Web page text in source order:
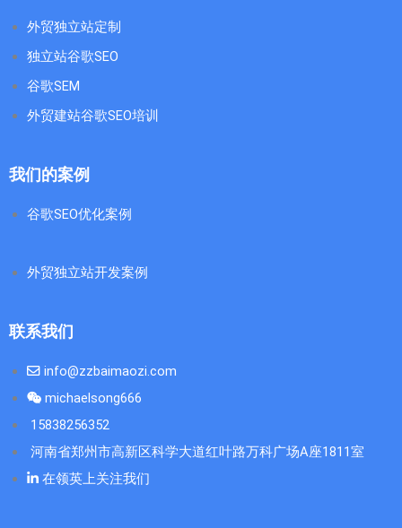
外贸独立站定制
独立站谷歌SEO
谷歌SEM
外贸建站谷歌SEO培训
我们的案例
谷歌SEO优化案例
外贸独立站开发案例
联系我们
info@zzbaimaozi.com
michaelsong666
15838256352
河南省郑州市高新区科学大道红叶路万科广场A座1811室
在领英上关注我们